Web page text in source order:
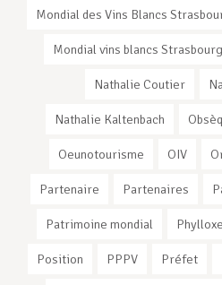
Mondial des Vins Blancs
Mondial vins blancs Strasbourg
Nathalie Coutier
Nathalie Kaltenbach
Oeunotourisme OIV
Partenaire Partenaires
Patrimoine mondial
Position PPPV Préfet